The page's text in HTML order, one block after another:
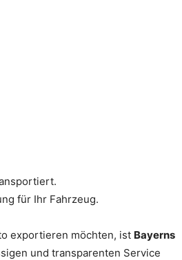
für Ihr Fahrzeug.
exportieren möchten, ist Bayerns
und transparenten Service